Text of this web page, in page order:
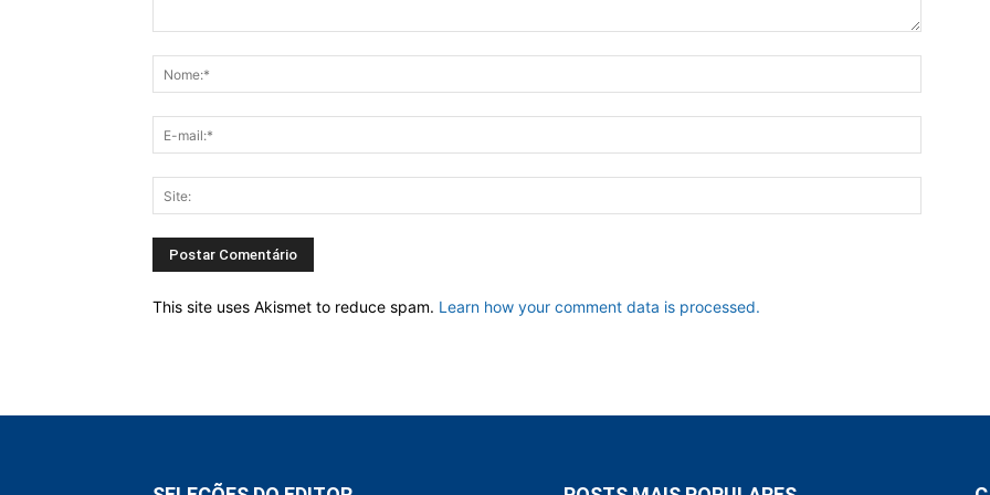
This site uses Akismet to reduce spam. Learn how your comment data is processed.